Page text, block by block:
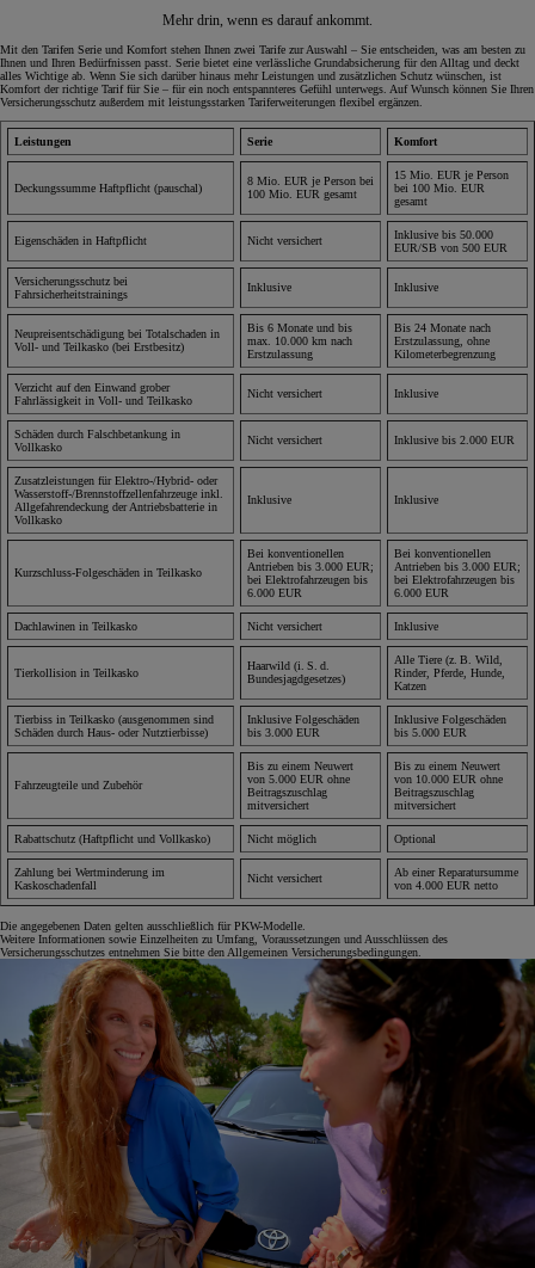
Mehr drin, wenn es darauf ankommt.
Mit den Tarifen Serie und Komfort stehen Ihnen zwei Tarife zur Auswahl – Sie entscheiden, was am besten zu
Ihnen und Ihren Bedürfnissen passt. Serie bietet eine verlässliche Grundabsicherung für den Alltag und deckt
alles Wichtige ab. Wenn Sie sich darüber hinaus mehr Leistungen und zusätzlichen Schutz wünschen, ist
Komfort der richtige Tarif für Sie – für ein noch entspannteres Gefühl unterwegs. Auf Wunsch können Sie Ihren
Versicherungsschutz außerdem mit leistungsstarken Tariferweiterungen flexibel ergänzen.
Leistungen Serie Komfort
Deckungssumme Haftpflicht (pauschal)
8 Mio. EUR je Person bei
100 Mio. EUR gesamt
15 Mio. EUR je Person
bei 100 Mio. EUR
gesamt
Eigenschäden in Haftpflicht Nicht versichert
Inklusive bis 50.000
EUR/SB von 500 EUR
Versicherungsschutz bei
Fahrsicherheitstrainings
Inklusive Inklusive
Neupreisentschädigung bei Totalschaden in
Voll- und Teilkasko (bei Erstbesitz)
Bis 6 Monate und bis
max. 10.000 km nach
Erstzulassung
Bis 24 Monate nach
Erstzulassung, ohne
Kilometerbegrenzung
Verzicht auf den Einwand grober
Fahrlässigkeit in Voll- und Teilkasko
Nicht versichert Inklusive
Schäden durch Falschbetankung in
Vollkasko
Nicht versichert Inklusive bis 2.000 EUR
Zusatzleistungen für Elektro-/Hybrid- oder
Wasserstoff-/Brennstoffzellenfahrzeuge inkl.
Allgefahrendeckung der Antriebsbatterie in
Vollkasko
Inklusive Inklusive
Kurzschluss-Folgeschäden in Teilkasko
Bei konventionellen
Antrieben bis 3.000 EUR;
bei Elektrofahrzeugen bis
6.000 EUR
Bei konventionellen
Antrieben bis 3.000 EUR;
bei Elektrofahrzeugen bis
6.000 EUR
Dachlawinen in Teilkasko Nicht versichert Inklusive
Tierkollision in Teilkasko
Haarwild (i. S. d.
Bundesjagdgesetzes)
Alle Tiere (z. B. Wild,
Rinder, Pferde, Hunde,
Katzen
Tierbiss in Teilkasko (ausgenommen sind
Schäden durch Haus- oder Nutztierbisse)
Inklusive Folgeschäden
bis 3.000 EUR
Inklusive Folgeschäden
bis 5.000 EUR
Fahrzeugteile und Zubehör
Bis zu einem Neuwert
von 5.000 EUR ohne
Beitragszuschlag
mitversichert
Bis zu einem Neuwert
von 10.000 EUR ohne
Beitragszuschlag
mitversichert
Rabattschutz (Haftpflicht und Vollkasko) Nicht möglich Optional
Zahlung bei Wertminderung im
Kaskoschadenfall
Nicht versichert
Ab einer Reparatursumme
von 4.000 EUR netto
Die angegebenen Daten gelten ausschließlich für PKW-Modelle.
Weitere Informationen sowie Einzelheiten zu Umfang, Voraussetzungen und Ausschlüssen des
Versicherungsschutzes entnehmen Sie bitte den Allgemeinen Versicherungsbedingungen.